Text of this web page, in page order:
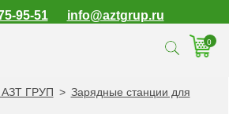
95-51 info@aztgrup.ru
0
АЗТ ГРУП > Зарядные станции для